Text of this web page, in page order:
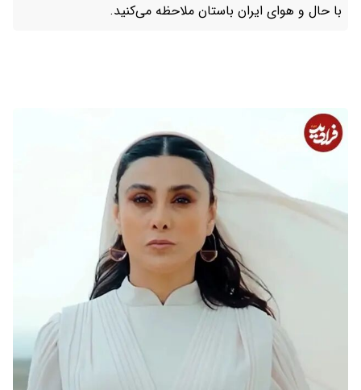
با حال و هوای ایران باستان ملاحظه می‌کنید.